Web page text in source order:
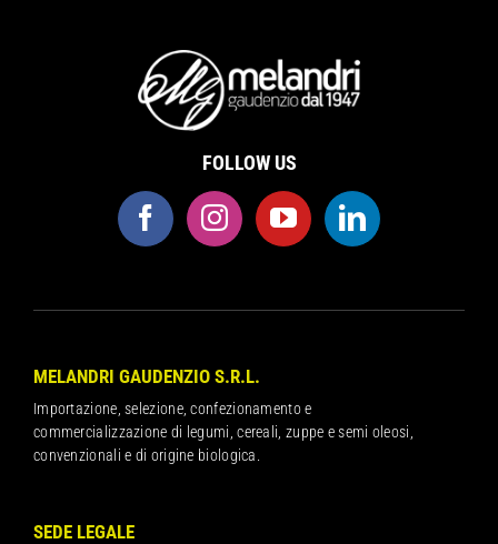
FOLLOW US
MELANDRI GAUDENZIO S.R.L.
Importazione, selezione, confezionamento e
commercializzazione di legumi, cereali, zuppe e semi oleosi,
convenzionali e di origine biologica.
SEDE LEGALE